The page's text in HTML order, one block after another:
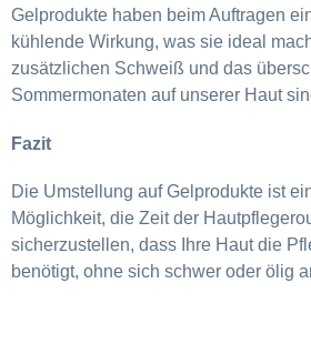
Gelprodukte haben beim Auftragen
kühlende Wirkung, was sie ideal
zusätzlichen Schweiß und das
Sommermonaten auf unserer Haut
Fazit
Die Umstellung auf Gelprodukte ist
Möglichkeit, die Zeit der
sicherzustellen, dass Ihre Haut die
benötigt, ohne sich schwer oder ölig